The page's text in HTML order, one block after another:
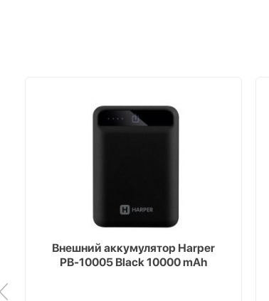
Внешний аккумулятор Harper
PB-10005 Black 10000 mAh